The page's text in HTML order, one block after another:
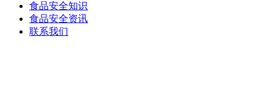
食品安全知识
食品安全资讯
联系我们